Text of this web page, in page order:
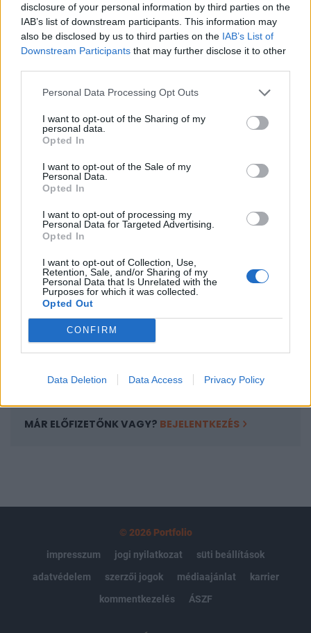
disclosure of your personal information by third parties on the
IAB’s list of downstream participants. This information may
also be disclosed by us to third parties on the IAB’s List of
Downstream Participants that may further disclose it to other
Personal Data Processing Opt Outs
I want to opt-out of the Sharing of my
personal data.
Opted In
I want to opt-out of the Sale of my
Personal Data.
Opted In
I want to opt-out of processing my
Personal Data for Targeted Advertising.
Opted In
I want to opt-out of Collection, Use,
Retention, Sale, and/or Sharing of my
Personal Data that Is Unrelated with the
Purposes for which it was collected.
Opted Out
CONFIRM
Data Deletion Data Access Privacy Policy
gazdasági érdekek között - írta a South Chine
Morning Post.
A hongkongi kormány pénteken tíz rövid távú intézkedést
tartalmazó módosítást tett közzé a dohányzási arány
további csökkentése érdekében. A javaslatot szerdán
intézkedések között szerepel, hogy jövő év április 30-tól
illegálissá válik az alternatív dohánytermékek birtoklása és
A keresett cikk a portfolio.hu hírarchívumához
tartozik, melynek olvasása előfizetéses
regisztrációhoz kötött.
Az előfizetés a következőket tartalmazza:
Portfolio.hu teljes cikkarchívum
Kötéslisták: BÉT elmúlt 2 év napon belüli
MÁR ELŐFIZETŐNK VAGY? BEJELENTKEZÉS
© 2026 Portfolio
impresszum
jogi nyilatkozat
süti beállítások
adatvédelem
szerzői jogok médiaajánlat
karrier
kommentkezelés
ÁSZF